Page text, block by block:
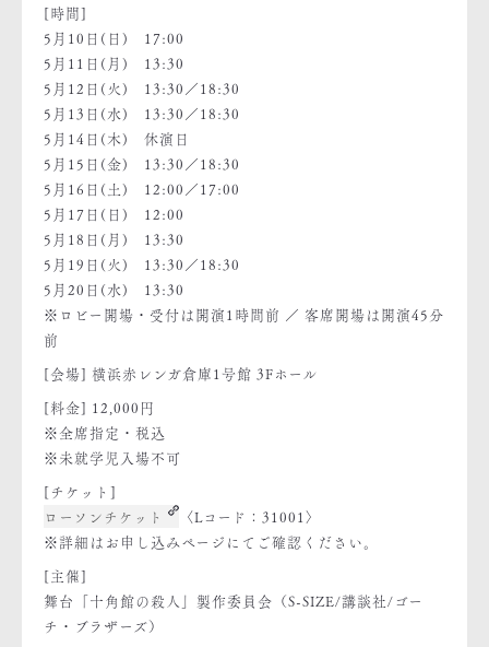
[時間]
5月10日(日) 17:00
5月11日(月) 13:30
5月12日(火) 13:30／18:30
5月13日(水) 13:30／18:30
5月14日(木) 休演日
5月15日(金) 13:30／18:30
5月16日(土) 12:00／17:00
5月17日(日) 12:00
5月18日(月) 13:30
5月19日(火) 13:30／18:30
5月20日(水) 13:30
※ロビー開場・受付は開演1時間前 ／ 客席開場は開演45分
前
[会場] 横浜赤レンガ倉庫1号館 3Fホール
[料金] 12,000円
※全席指定・税込
※未就学児入場不可
[チケット]
ローソンチケット
〈Lコード：31001〉
※詳細はお申し込みページにてご確認ください。
[主催]
舞台「十角館の殺人」製作委員会（S-SIZE/講談社/ゴー
チ・ブラザーズ）